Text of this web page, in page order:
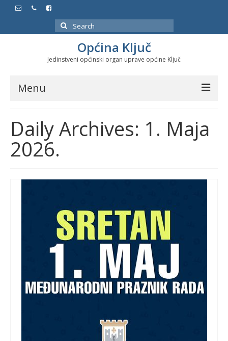
Search
for:
Općina Ključ
Jedinstveni općinski organ uprave općine Ključ
Menu
Službeni glasnici
Javne nabavke
Značajni datumi i manifestacije
Daily Archives: 1. Maja
2026.